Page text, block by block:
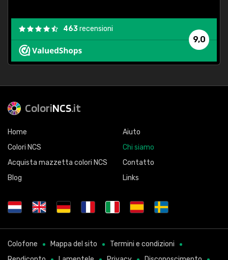
9,0
463recensioni
ColoriNCS.it
Home
Colori NCS
Acquista mazzetta colori NCS
Blog
Aiuto
Chi siamo
Contatto
Links
Colofone Mappa del sito
Termini e condizioni